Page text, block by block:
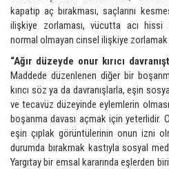
kapatıp aç bırakması, saçlarını
ilişkiye zorlaması, vücutta acı hissi
normal olmayan cinsel ilişkiye
“Ağır düzeyde onur kırıcı
Maddede düzenlenen diğer bir
kırıcı söz ya da davranışlarla, eşin
ve tecavüz düzeyinde eylemlerin
boşanma davası açmak için yeterlidir.
eşin çıplak görüntülerinin onun izni
durumda bırakmak kastıyla sosyal
Yargıtay bir emsal kararında eşlerden